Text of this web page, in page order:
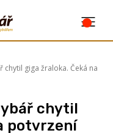
giga žraloka. Čeká na
chytil
potvrzení